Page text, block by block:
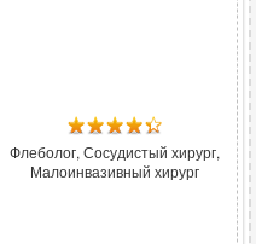
Флеболог, Сосудистый хирург,
Малоинвазивный хирург